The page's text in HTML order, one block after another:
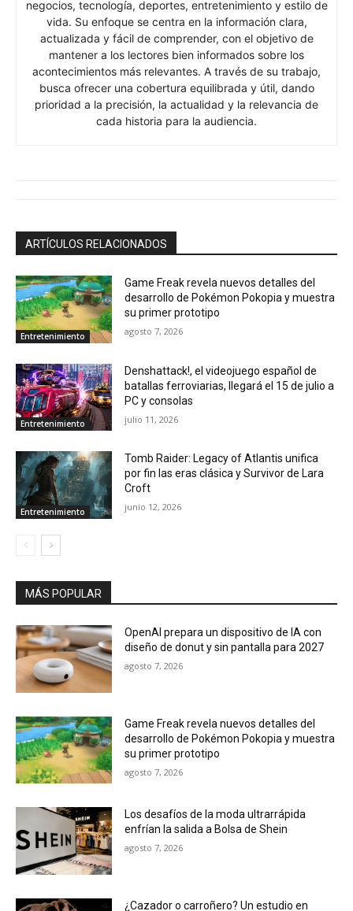
negocios, tecnología, deportes, entretenimiento y estilo de
vida. Su enfoque se centra en la información clara,
actualizada y fácil de comprender, con el objetivo de
mantener a los lectores bien informados sobre los
acontecimientos más relevantes. A través de su trabajo,
busca ofrecer una cobertura equilibrada y útil, dando
prioridad a la precisión, la actualidad y la relevancia de
cada historia para la audiencia.
ARTÍCULOS RELACIONADOS
Entretenimiento
Game Freak revela nuevos detalles del
desarrollo de Pokémon Pokopia y muestra
su primer prototipo
agosto 7, 2026
Entretenimiento
Denshattack!, el videojuego español de
batallas ferroviarias, llegará el 15 de julio a
PC y consolas
julio 11, 2026
Entretenimiento
Tomb Raider: Legacy of Atlantis unifica
por fin las eras clásica y Survivor de Lara
Croft
junio 12, 2026
MÁS POPULAR
OpenAI prepara un dispositivo de IA con
diseño de donut y sin pantalla para 2027
agosto 7, 2026
Game Freak revela nuevos detalles del
desarrollo de Pokémon Pokopia y muestra
su primer prototipo
agosto 7, 2026
Los desafíos de la moda ultrarrápida
enfrían la salida a Bolsa de Shein
agosto 7, 2026
¿Cazador o carroñero? Un estudio en